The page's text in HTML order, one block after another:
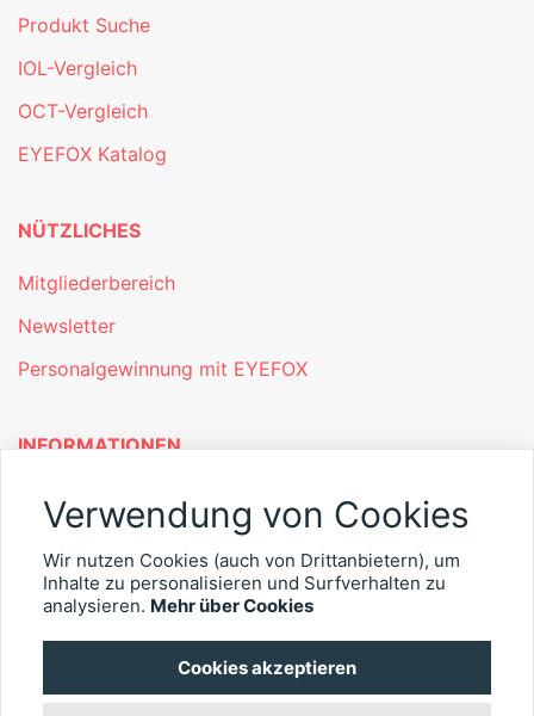
Produkt Suche
IOL-Vergleich
OCT-Vergleich
EYEFOX Katalog
NÜTZLICHES
Mitgliederbereich
Newsletter
Personalgewinnung mit EYEFOX
INFORMATIONEN
Was ist EYEFOX – Ihre Möglichkeiten
Kontakt
Verwendung von Cookies
Wir nutzen Cookies (auch von Drittanbietern), um
Inhalte zu personalisieren und Surfverhalten zu
analysieren. Mehr über Cookies
Cookies akzeptieren